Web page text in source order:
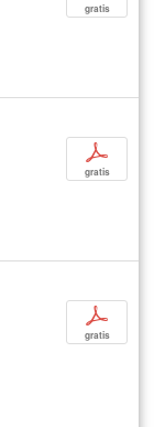
gratis
p
gratis
p
gratis